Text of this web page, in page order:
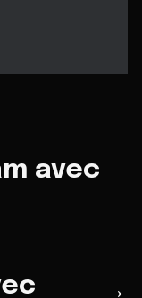
avec
→